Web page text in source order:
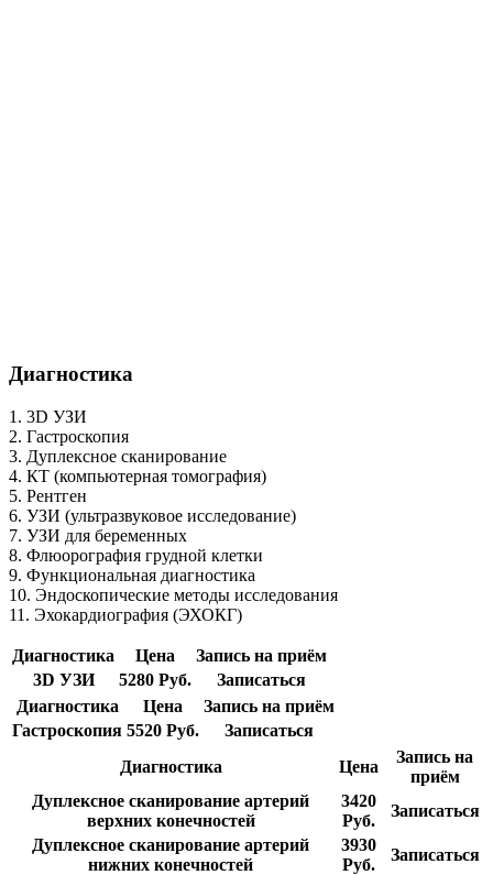
Диагностика
1. 3D УЗИ
2. Гастроскопия
3. Дуплексное сканирование
4. КТ (компьютерная томография)
5. Рентген
6. УЗИ (ультразвуковое исследование)
7. УЗИ для беременных
8. Флюорография грудной клетки
9. Функциональная диагностика
10. Эндоскопические методы исследования
11. Эхокардиография (ЭХОКГ)
Диагностика Цена
Запись на приём
3D УЗИ
5280 Руб.
Записаться
Диагностика
Цена
Запись на приём
Гастроскопия 5520 Руб.
Записаться
Диагностика
Цена
Запись на
приём
Дуплексное сканирование артерий
верхних конечностей
3420
Руб.
Записаться
Дуплексное сканирование артерий
нижних конечностей
3930
Руб.
Записаться